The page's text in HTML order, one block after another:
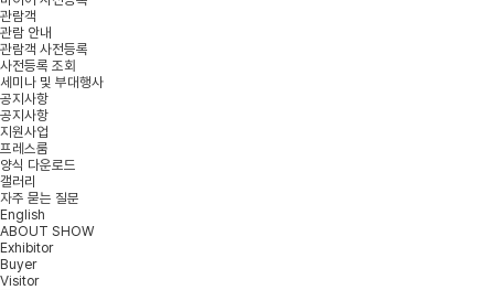
관람객
관람 안내
관람객 사전등록
사전등록 조회
세미나 및 부대행사
공지사항
공지사항
지원사업
프레스룸
양식 다운로드
갤러리
자주 묻는 질문
English
ABOUT SHOW
Exhibitor
Buyer
Visitor